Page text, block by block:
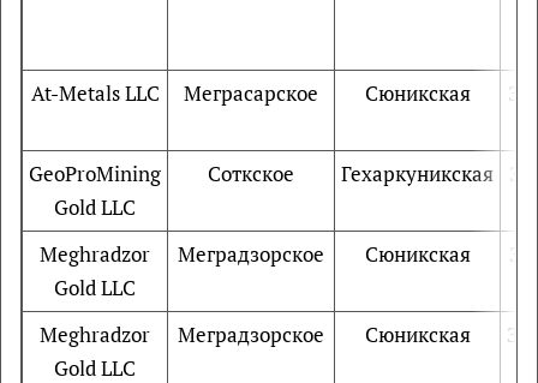
At-Metals LLC Меграсарское Сюникская
GeoProMining
Gold LLC
Соткское Гехаркуникская
Meghradzor
Gold LLC
Меградзорское Сюникская
Meghradzor
Gold LLC
Меградзорское Сюникская